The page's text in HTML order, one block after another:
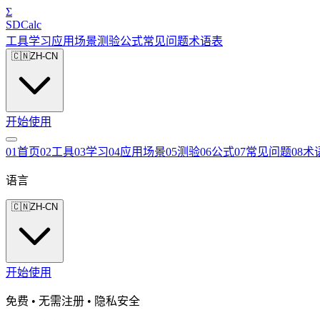
Σ
SDCalc
工具学习应用场景测验公式常见问题术语表
🇨🇳ZH-CN
开始使用
01首页02工具03学习04应用场景05测验06公式07常见问题08术
语言
🇨🇳ZH-CN
开始使用
免费 • 无需注册 • 隐私安全